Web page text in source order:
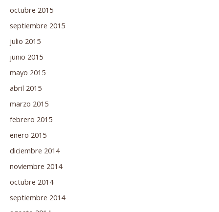
octubre 2015
septiembre 2015
julio 2015
junio 2015
mayo 2015
abril 2015
marzo 2015
febrero 2015
enero 2015
diciembre 2014
noviembre 2014
octubre 2014
septiembre 2014